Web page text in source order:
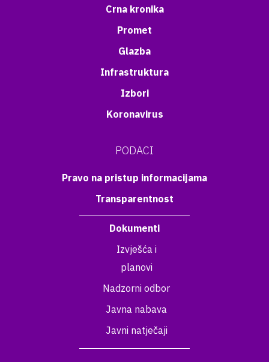
Crna kronika
Promet
Glazba
Infrastruktura
Izbori
Koronavirus
PODACI
Pravo na pristup informacijama
Transparentnost
Dokumenti
Izvješća i
planovi
Nadzorni odbor
Javna nabava
Javni natječaji